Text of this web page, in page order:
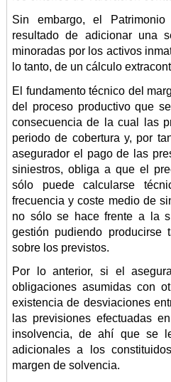
Sin embargo, el
resultado de adicionar una
minoradas por los activos
lo tanto, de un cálculo
El fundamento técnico del
del proceso productivo que
consecuencia de la cual las
periodo de cobertura y, por
asegurador el pago de las
siniestros, obliga a que el
sólo puede calcularse
frecuencia y coste medio de
no sólo se hace frente a la
gestión pudiendo producirse
sobre los previstos.
Por lo anterior, si el
obligaciones asumidas con
existencia de desviaciones
las previsiones efectuadas
insolvencia, de ahí que se
adicionales a los
margen de solvencia.